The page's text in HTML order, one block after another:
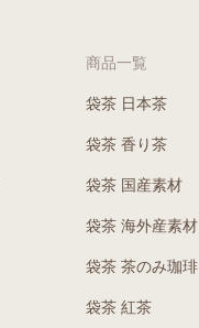
商品一覧
袋茶 日本茶
袋茶 香り茶
袋茶 国産素材
袋茶 海外産素材
袋茶 茶のみ珈琲
袋茶 紅茶